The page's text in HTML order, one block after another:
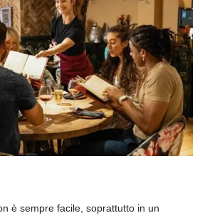
è sempre facile, soprattutto in un